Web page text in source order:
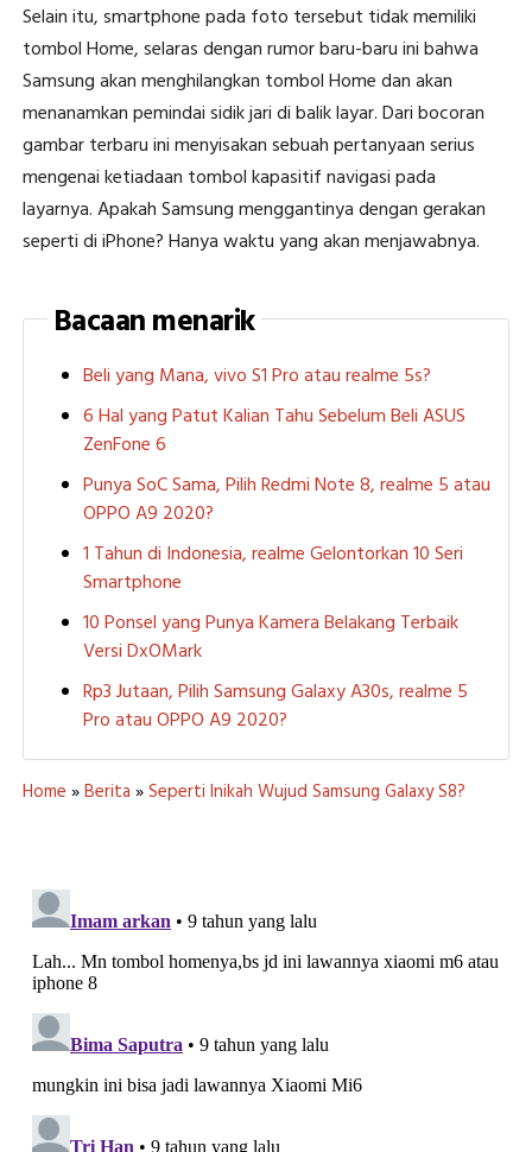
Selain itu, smartphone pada foto tersebut tidak memiliki
tombol Home, selaras dengan rumor baru-baru ini bahwa
Samsung akan menghilangkan tombol Home dan akan
menanamkan pemindai sidik jari di balik layar. Dari bocoran
gambar terbaru ini menyisakan sebuah pertanyaan serius
mengenai ketiadaan tombol kapasitif navigasi pada
layarnya. Apakah Samsung menggantinya dengan gerakan
seperti di iPhone? Hanya waktu yang akan menjawabnya.
Bacaan menarik
Beli yang Mana, vivo S1 Pro atau realme 5s?
6 Hal yang Patut Kalian Tahu Sebelum Beli ASUS
ZenFone 6
Punya SoC Sama, Pilih Redmi Note 8, realme 5 atau
OPPO A9 2020?
1 Tahun di Indonesia, realme Gelontorkan 10 Seri
Smartphone
10 Ponsel yang Punya Kamera Belakang Terbaik
Versi DxOMark
Rp3 Jutaan, Pilih Samsung Galaxy A30s, realme 5
Pro atau OPPO A9 2020?
Home »Berita »Seperti Inikah Wujud Samsung Galaxy S8?